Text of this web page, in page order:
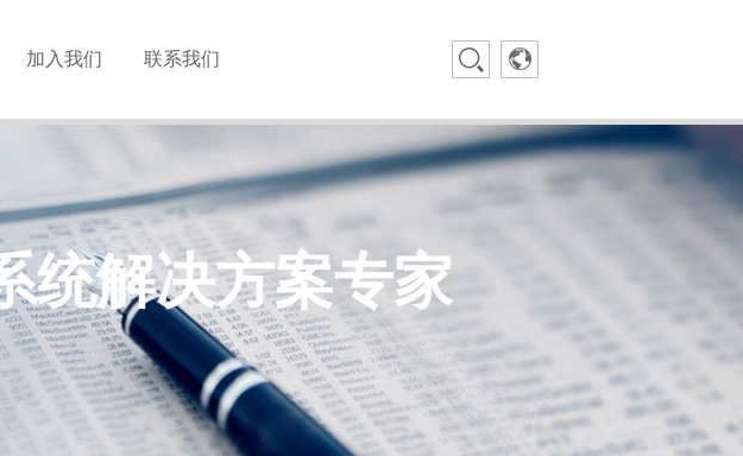
加入我们 联系我们
统解决方案专家